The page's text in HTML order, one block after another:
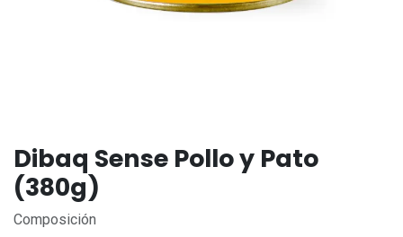
Dibaq Sense Pollo y Pato
(380g)
Composición